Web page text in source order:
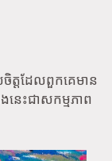
តដែលពួកគេមាន
េះជាសកម្មភាព